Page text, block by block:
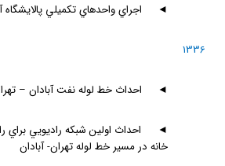
◄ اجراي واحدهاي تكميلي پالايشگاه
1336
◄ احداث خط لوله نفت آبادان –
◄
خانه در مسير خط لوله تهران- آبادان